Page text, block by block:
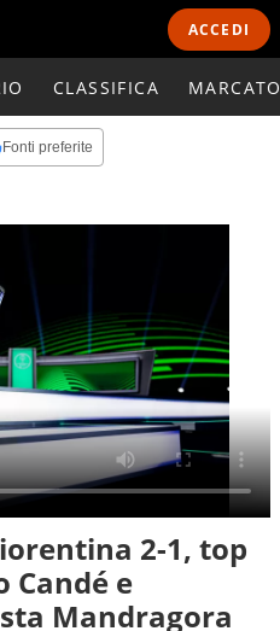
ACCEDI
CLASSIFICA
Fonti preferite
2-1, top
Candé e
Mandragora